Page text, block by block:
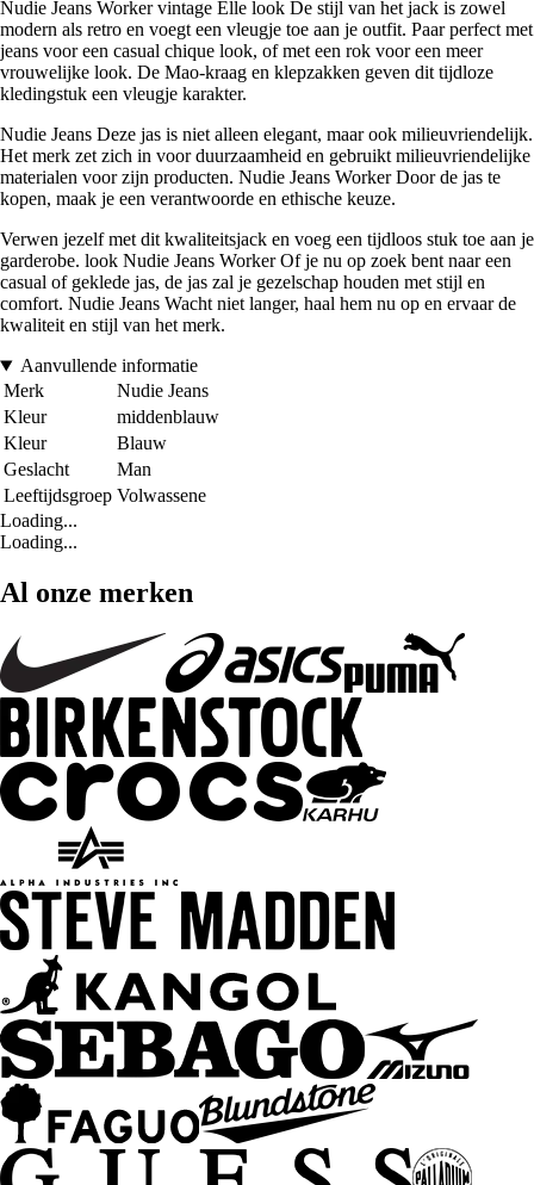
Nudie Jeans Worker vintage Elle look De stijl van het jack is zowel
modern als retro en voegt een vleugje toe aan je outfit. Paar perfect met
jeans voor een casual chique look, of met een rok voor een meer
vrouwelijke look. De Mao-kraag en klepzakken geven dit tijdloze
kledingstuk een vleugje karakter.
Nudie Jeans Deze jas is niet alleen elegant, maar ook milieuvriendelijk.
Het merk zet zich in voor duurzaamheid en gebruikt milieuvriendelijke
materialen voor zijn producten. Nudie Jeans Worker Door de jas te
kopen, maak je een verantwoorde en ethische keuze.
Verwen jezelf met dit kwaliteitsjack en voeg een tijdloos stuk toe aan je
garderobe. look Nudie Jeans Worker Of je nu op zoek bent naar een
casual of geklede jas, de jas zal je gezelschap houden met stijl en
comfort. Nudie Jeans Wacht niet langer, haal hem nu op en ervaar de
kwaliteit en stijl van het merk.
Aanvullende informatie
Merk
Nudie Jeans
Kleur
middenblauw
Kleur
Blauw
Geslacht
Man
Leeftijdsgroep Volwassene
Loading...
Loading...
Al onze merken